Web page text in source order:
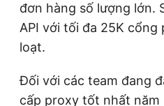
đơn hàng số lượng lớn.
API với tối đa 25K cổng
loạt.
Đối với các team đang
cấp proxy tốt nhất năm